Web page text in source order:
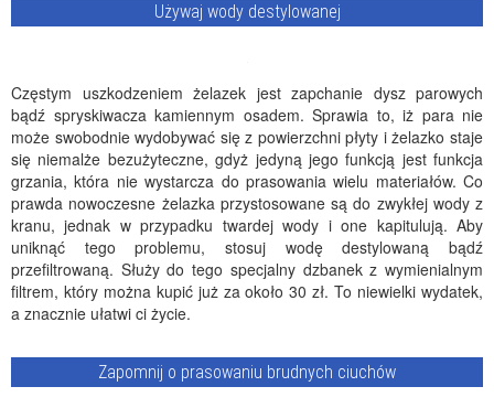
Używaj wody destylowanej
Częstym uszkodzeniem żelazek jest zapchanie dysz parowych
bądź spryskiwacza kamiennym osadem. Sprawia to, iż para nie
może swobodnie wydobywać się z powierzchni płyty i żelazko staje
się niemalże bezużyteczne, gdyż jedyną jego funkcją jest funkcja
grzania, która nie wystarcza do prasowania wielu materiałów. Co
prawda nowoczesne żelazka przystosowane są do zwykłej wody z
kranu, jednak w przypadku twardej wody i one kapitulują. Aby
uniknąć tego problemu, stosuj wodę destylowaną bądź
przefiltrowaną. Służy do tego specjalny dzbanek z wymienialnym
filtrem, który można kupić już za około 30 zł. To niewielki wydatek,
a znacznie ułatwi ci życie.
Zapomnij o prasowaniu brudnych ciuchów